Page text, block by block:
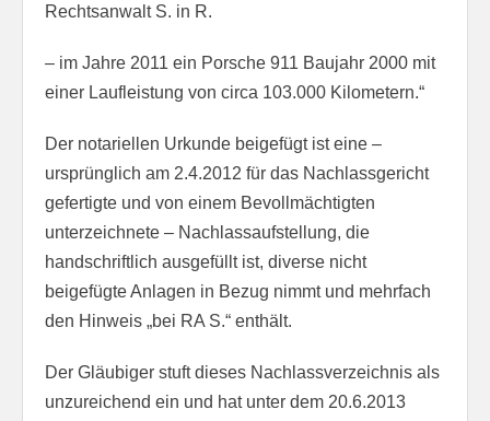
Rechtsanwalt S. in R.
– im Jahre 2011 ein Porsche 911 Baujahr 2000 mit
einer Laufleistung von circa 103.000 Kilometern.“
Der notariellen Urkunde beigefügt ist eine –
ursprünglich am 2.4.2012 für das Nachlassgericht
gefertigte und von einem Bevollmächtigten
unterzeichnete – Nachlassaufstellung, die
handschriftlich ausgefüllt ist, diverse nicht
beigefügte Anlagen in Bezug nimmt und mehrfach
den Hinweis „bei RA S.“ enthält.
Der Gläubiger stuft dieses Nachlassverzeichnis als
unzureichend ein und hat unter dem 20.6.2013